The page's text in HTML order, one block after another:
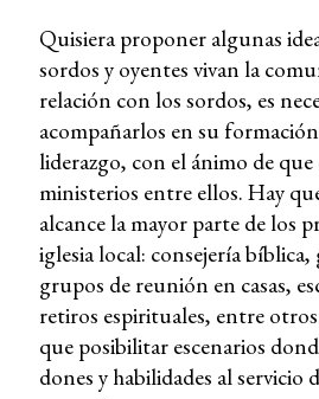
Quisiera proponer algunas
sordos y oyentes vivan la
relación con los sordos, es
acompañarlos en su
liderazgo, con el ánimo de
ministerios entre ellos. Hay
alcance la mayor parte de los
iglesia local: consejería
grupos de reunión en casas,
retiros espirituales, entre
que posibilitar escenarios
dones y habilidades al servicio